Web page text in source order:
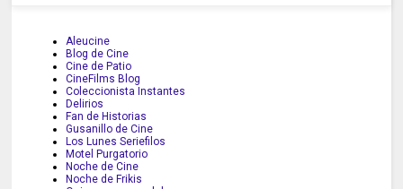
Aleucine
Blog de Cine
Cine de Patio
CineFilms Blog
Coleccionista Instantes
Delirios
Fan de Historias
Gusanillo de Cine
Los Lunes Seriefilos
Motel Purgatorio
Noche de Cine
Noche de Frikis